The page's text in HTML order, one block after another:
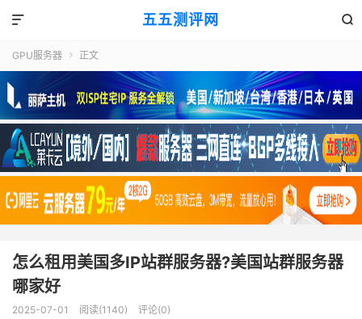
五五测评网 

GPU服务器  正文
怎么租用美国多IP站群服务器?美国站群服务器
哪家好
2025-07-01 阅读(1140) 评论(0)